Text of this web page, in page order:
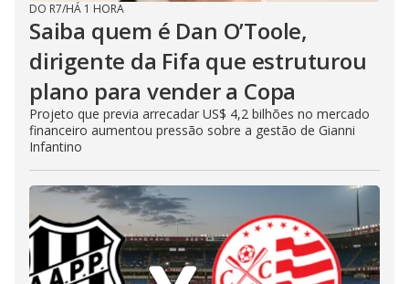
DO R7/HÁ 1 HORA
Saiba quem é Dan O’Toole,
dirigente da Fifa que estruturou
plano para vender a Copa
Projeto que previa arrecadar US$ 4,2 bilhões no mercado
financeiro aumentou pressão sobre a gestão de Gianni
Infantino